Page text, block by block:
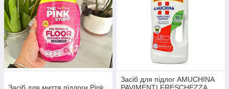
Засіб для підлог AMUCHINA